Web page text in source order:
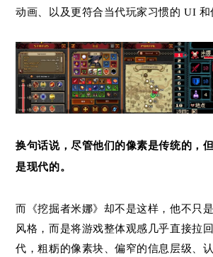
动画、以及更符合当代玩家习惯的 UI 和
换句话说，尽管他们的像素是传统的，
是现代的。
而《挖掘者米娜》却不是这样，他不只
风格，而是将游戏整体观感几乎直接拉
代，粗粝的像素块、偏窄的信息层级、